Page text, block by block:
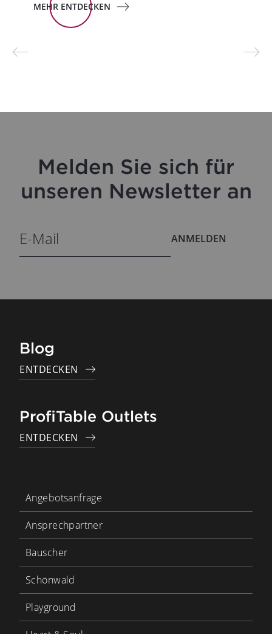
MEHR ENTDECKEN
Melden Sie sich für
unseren Newsletter an
ANMELDEN
Blog
ENTDECKEN
ProfiTable Outlets
ENTDECKEN
Angebotsanfrage
Ansprechpartner
Bauscher
Schönwald
Playground